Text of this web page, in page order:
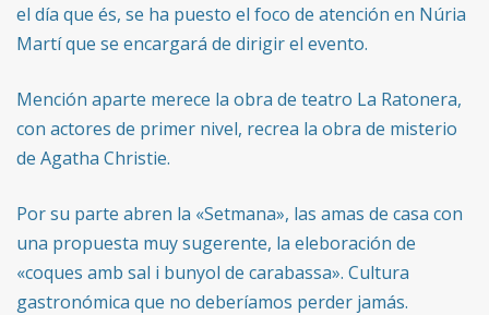
el día que és, se ha puesto el foco de atención en Núria
Martí que se encargará de dirigir el evento.
Mención aparte merece la obra de teatro La Ratonera,
con actores de primer nivel, recrea la obra de misterio
de Agatha Christie.
Por su parte abren la «Setmana», las amas de casa con
una propuesta muy sugerente, la eleboración de
«coques amb sal i bunyol de carabassa». Cultura
gastronómica que no deberíamos perder jamás.